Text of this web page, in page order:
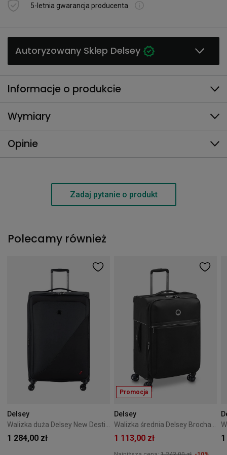
5-letnia gwarancja producenta
Autoryzowany Sklep Delsey
Informacje o produkcie
Wymiary
Opinie
Zadaj pytanie o produkt
Polecamy również
Delsey
1 284,00 zł
Promocja
Delsey
1 113,00 zł